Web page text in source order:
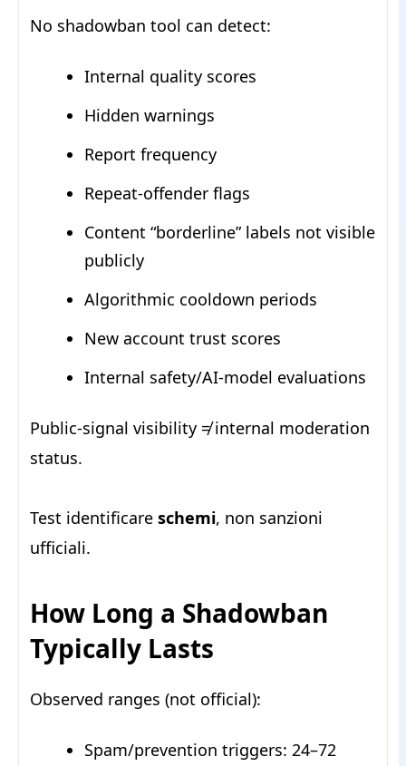
No shadowban tool can detect:
Internal quality scores
Hidden warnings
Report frequency
Repeat-offender flags
Content “borderline” labels not visible
publicly
Algorithmic cooldown periods
New account trust scores
Internal safety/AI-model evaluations
Public-signal visibility ≠ internal moderation
status.
Test identificare schemi, non sanzioni
ufficiali.
How Long a Shadowban
Typically Lasts
Observed ranges (not official):
Spam/prevention triggers: 24–72